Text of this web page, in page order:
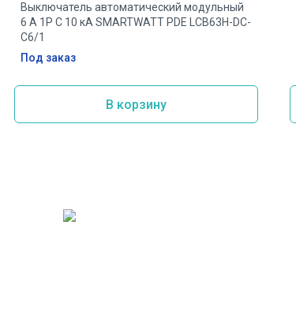
Выключатель автоматический модульный
6 А 1P C 10 кА SMARTWATT PDE LCB63H-DC-
C6/1
Под заказ
В корзину